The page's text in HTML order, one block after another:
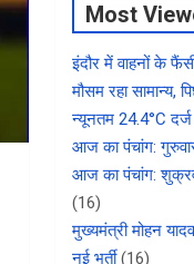
Most
इंदौर में वाहनों के
मौसम रहा
न्यूनतम 24.4°C दर्ज
आज का पंचांग:
आज का पंचांग:
(16)
मुख्यमंत्री मोहन
नई भर्ती (16)